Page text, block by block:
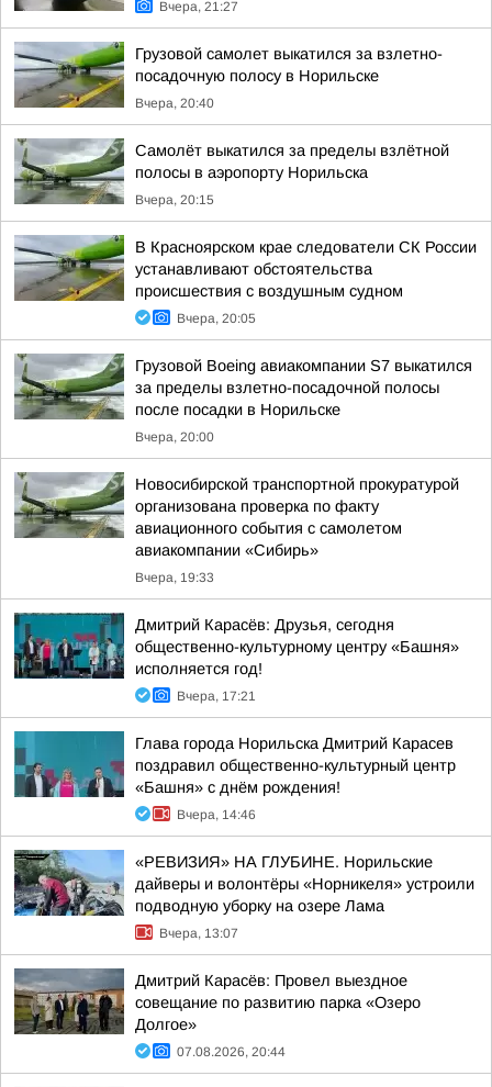
Вчера, 21:27
Грузовой самолет выкатился за взлетно-
посадочную полосу в Норильске
Вчера, 20:40
Самолёт выкатился за пределы взлётной
полосы в аэропорту Норильска
Вчера, 20:15
В Красноярском крае следователи СК России
устанавливают обстоятельства
происшествия с воздушным судном
Вчера, 20:05
Грузовой Boeing авиакомпании S7 выкатился
за пределы взлетно-посадочной полосы
после посадки в Норильске
Вчера, 20:00
Новосибирской транспортной прокуратурой
организована проверка по факту
авиационного события с самолетом
авиакомпании «Сибирь»
Вчера, 19:33
Дмитрий Карасёв: Друзья, сегодня
общественно-культурному центру «Башня»
исполняется год!
Вчера, 17:21
Глава города Норильска Дмитрий Карасев
поздравил общественно-культурный центр
«Башня» с днём рождения!
Вчера, 14:46
«РЕВИЗИЯ» НА ГЛУБИНЕ. Норильские
дайверы и волонтёры «Норникеля» устроили
подводную уборку на озере Лама
Вчера, 13:07
Дмитрий Карасёв: Провел выездное
совещание по развитию парка «Озеро
Долгое»
07.08.2026, 20:44